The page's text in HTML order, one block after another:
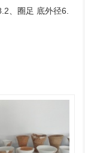
、圈足 底外径6.